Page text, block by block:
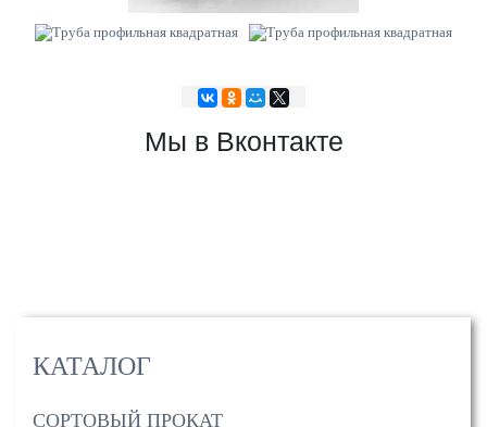
КАТАЛОГ
СОРТОВЫЙ ПРОКАТ
Мы в Вконтакте